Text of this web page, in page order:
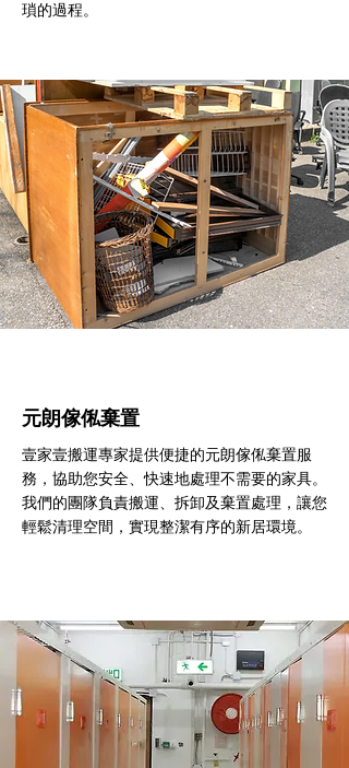
瑣的過程。
元朗傢俬棄置
壹家壹搬運專家提供便捷的元朗傢俬棄置服
務，協助您安全、快速地處理不需要的家具。
我們的團隊負責搬運、拆卸及棄置處理，讓您
輕鬆清理空間，實現整潔有序的新居環境。